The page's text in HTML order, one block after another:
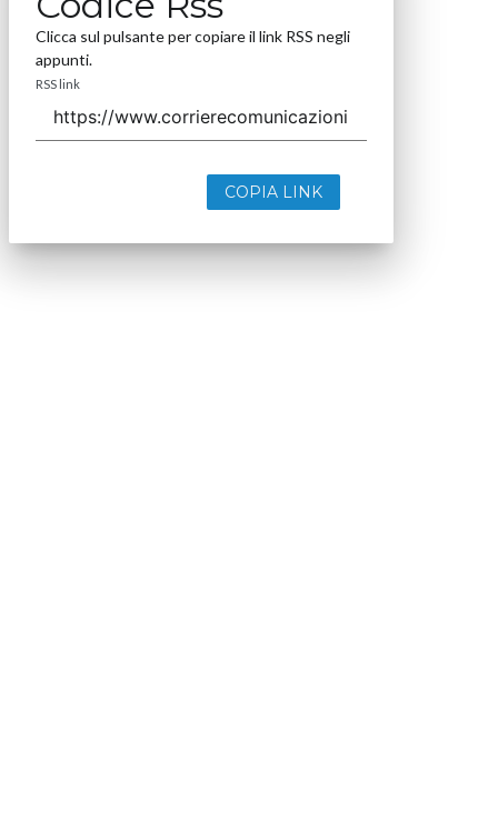
Clicca sul pulsante per copiare il link RSS negli
appunti.
RSS link
COPIA LINK